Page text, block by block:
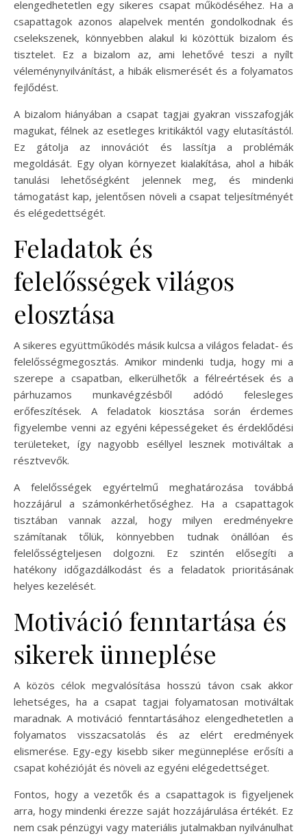
elengedhetetlen egy sikeres csapat működéséhez. Ha a
csapattagok azonos alapelvek mentén gondolkodnak és
cselekszenek, könnyebben alakul ki közöttük bizalom és
tisztelet. Ez a bizalom az, ami lehetővé teszi a nyílt
véleménynyilvánítást, a hibák elismerését és a folyamatos
fejlődést.
A bizalom hiányában a csapat tagjai gyakran visszafogják
magukat, félnek az esetleges kritikáktól vagy elutasítástól.
Ez gátolja az innovációt és lassítja a problémák
megoldását. Egy olyan környezet kialakítása, ahol a hibák
tanulási lehetőségként jelennek meg, és mindenki
támogatást kap, jelentősen növeli a csapat teljesítményét
és elégedettségét.
Feladatok és
felelősségek világos
elosztása
A sikeres együttműködés másik kulcsa a világos feladat- és
felelősségmegosztás. Amikor mindenki tudja, hogy mi a
szerepe a csapatban, elkerülhetők a félreértések és a
párhuzamos munkavégzésből adódó felesleges
erőfeszítések. A feladatok kiosztása során érdemes
figyelembe venni az egyéni képességeket és érdeklődési
területeket, így nagyobb eséllyel lesznek motiváltak a
résztvevők.
A felelősségek egyértelmű meghatározása továbbá
hozzájárul a számonkérhetőséghez. Ha a csapattagok
tisztában vannak azzal, hogy milyen eredményekre
számítanak tőlük, könnyebben tudnak önállóan és
felelősségteljesen dolgozni. Ez szintén elősegíti a
hatékony időgazdálkodást és a feladatok prioritásának
helyes kezelését.
Motiváció fenntartása és
sikerek ünneplése
A közös célok megvalósítása hosszú távon csak akkor
lehetséges, ha a csapat tagjai folyamatosan motiváltak
maradnak. A motiváció fenntartásához elengedhetetlen a
folyamatos visszacsatolás és az elért eredmények
elismerése. Egy-egy kisebb siker megünneplése erősíti a
csapat kohézióját és növeli az egyéni elégedettséget.
Fontos, hogy a vezetők és a csapattagok is figyeljenek
arra, hogy mindenki érezze saját hozzájárulása értékét. Ez
nem csak pénzügyi vagy materiális jutalmakban nyilvánulhat